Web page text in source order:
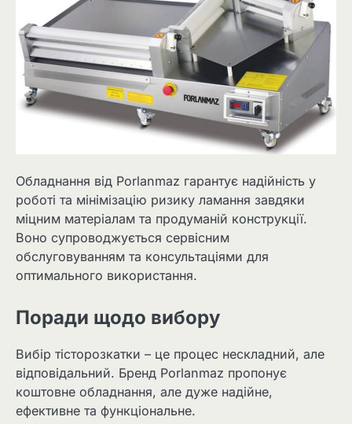
Обладнання від Porlanmaz гарантує надійність у
роботі та мінімізацію ризику ламання завдяки
міцним матеріалам та продуманій конструкції.
Воно супроводжується сервісним
обслуговуванням та консультаціями для
оптимального використання.
Поради щодо вибору
Вибір тісторозкатки – це процес нескладний, але
відповідальний. Бренд Porlanmaz пропонує
коштовне обладнання, але дуже надійне,
ефективне та функціональне.